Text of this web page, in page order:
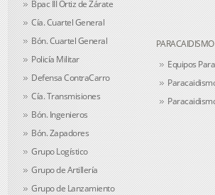
Bpac III Ortiz de Zárate
Cía. Cuartel General
Bón. Cuartel General
Policía Militar
Defensa ContraCarro
Cía. Transmisiones
Bón. Ingenieros
Bón. Zapadores
Grupo Logístico
Grupo de Artillería
Grupo de Lanzamiento
PARACAIDISMO
Equipos